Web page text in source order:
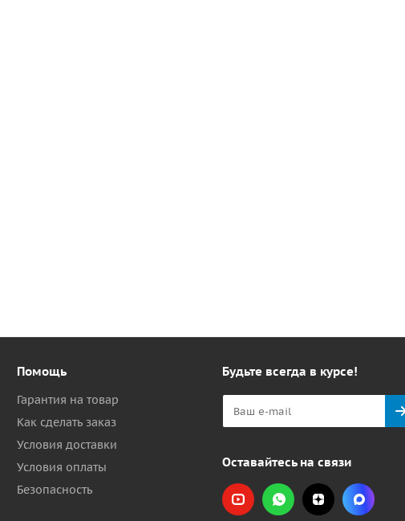
Помощь
Гарантия на товар
Как сделать заказ
Условия доставки
Условия оплаты
Безопасность
Будьте всегда в курсе!
Оставайтесь на связи